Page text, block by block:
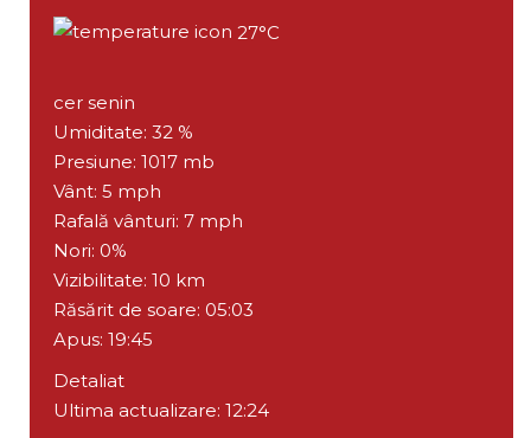
27°C
cer senin
Umiditate: 32 %
Presiune: 1017 mb
Vânt: 5 mph
Rafală vânturi: 7 mph
Nori: 0%
Vizibilitate: 10 km
Răsărit de soare: 05:03
Apus: 19:45
Detaliat
Ultima actualizare: 12:24